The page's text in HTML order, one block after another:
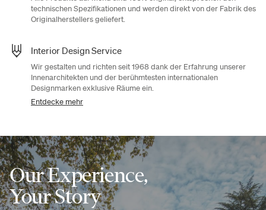
technischen Spezifikationen und werden direkt von der Fabrik des
Originalherstellers geliefert.
Interior Design Service
Wir gestalten und richten seit 1968 dank der Erfahrung unserer
Innenarchitekten und der berühmtesten internationalen
Designmarken exklusive Räume ein.
Entdecke mehr
Our Experience,
Your Story